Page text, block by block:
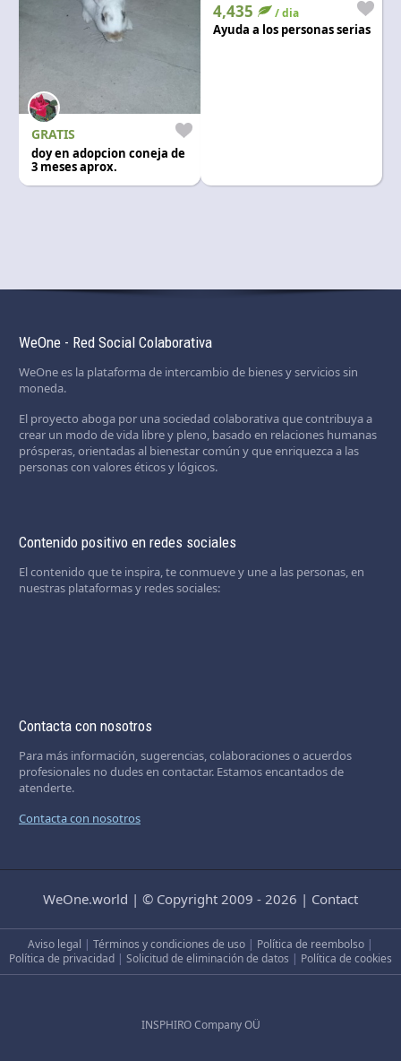
GRATIS
doy en adopcion coneja de
3 meses aprox.
4,435 / dia
Ayuda a los personas serias
WeOne - Red Social Colaborativa
WeOne es la plataforma de intercambio de bienes y servicios sin
moneda.
El proyecto aboga por una sociedad colaborativa que contribuya a
crear un modo de vida libre y pleno, basado en relaciones humanas
prósperas, orientadas al bienestar común y que enriquezca a las
personas con valores éticos y lógicos.
Contenido positivo en redes sociales
El contenido que te inspira, te conmueve y une a las personas, en
nuestras plataformas y redes sociales:
Contacta con nosotros
Para más información, sugerencias, colaboraciones o acuerdos
profesionales no dudes en contactar. Estamos encantados de
atenderte.
Contacta con nosotros
WeOne.world | © Copyright 2009 - 2026 | Contact
Aviso legal | Términos y condiciones de uso | Política de reembolso |
Política de privacidad | Solicitud de eliminación de datos | Política de cookies
INSPHIRO Company OÜ